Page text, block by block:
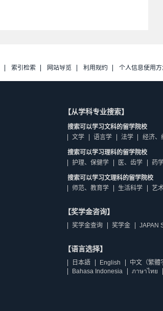
索引检索 网站导览 利用规约 个人信息使用
【从学科专业搜索】
搜索可以学习文科的留学院校
文学
语言学 法学 经济、
搜索可以学习理科的留学院校
护理、保健学
医、齿学 药
搜索可以学习文理科的留学院校
师范、教育学
生活科学 艺
【奖学金咨询】
奖学金查询 奖学金 JAPAN
【语言选择】
日本語 English 中文（繁體
Bahasa Indonesia
ภาษาไทย